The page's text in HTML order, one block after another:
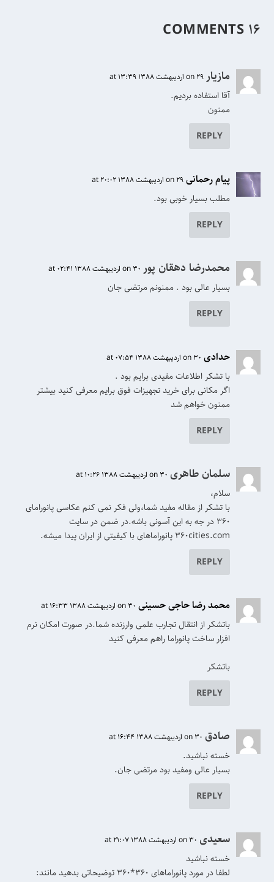
۱۶ COMMENTS
مازيار on 29 اردیبهشت 1388 at 13:39
آقا استفاده بردیم.
ممنون
REPLY
پیام رحمانی on 29 اردیبهشت 1388 at 20:02
مطلب بسیار خوبی بود.
REPLY
محمدرضا دهقان پور on 30 اردیبهشت 1388 at 02:41
بسیار عالی بود . ممنونم مرتضی جان
REPLY
حدادی on 30 اردیبهشت 1388 at 07:54
با تشکر اطلاعات مفیدی برایم بود .
اگر مکانی برای خرید تجهیزات فوق برایم معرفی کنید بیشتر
ممنون خواهم شد
REPLY
سلمان طاهری on 30 اردیبهشت 1388 at 10:26
سلام،
با تشکر از مقاله مفید شما،ولی فکر نمی کنم عکاسی پانورامای
۳۶۰ در جه به این آسونی باشه.در ضمن در سایت
۳۶۰cities.com پانوراماهای با کیفیتی از ایران پیدا میشه.
REPLY
محمد رضا حاجی حسینی on 30 اردیبهشت 1388 at 16:33
باتشکر از انتقال تجارب علمی وارزنده شما.در صورت امکان نرم
افزار ساخت پانوراما راهم معرفی کنید
باتشکر
REPLY
صادق on 30 اردیبهشت 1388 at 16:44
خسته نباشید.
بسیار عالی ومفید بود مرتضی جان.
REPLY
سعیدی on 30 اردیبهشت 1388 at 21:07
خسته نباشید
لطفا در مورد پانوراماهای ۳۶۰*۳۶۰ توضیحاتی بدهید مانند: